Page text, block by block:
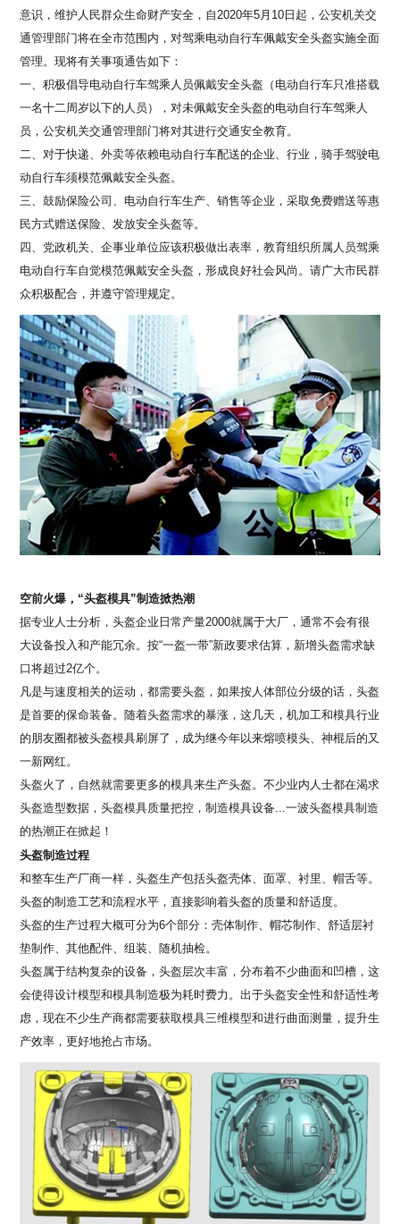
意识，维护人民群众生命财产安全，自2020年5月10日起，公安机关交
通管理部门将在全市范围内，对驾乘电动自行车佩戴安全头盔实施全面
管理。现将有关事项通告如下：
一、积极倡导电动自行车驾乘人员佩戴安全头盔（电动自行车只准搭载
一名十二周岁以下的人员），对未佩戴安全头盔的电动自行车驾乘人
员，公安机关交通管理部门将对其进行交通安全教育。
二、对于快递、外卖等依赖电动自行车配送的企业、行业，骑手驾驶电
动自行车须模范佩戴安全头盔。
三、鼓励保险公司、电动自行车生产、销售等企业，采取免费赠送等惠
民方式赠送保险、发放安全头盔等。
四、党政机关、企事业单位应该积极做出表率，教育组织所属人员驾乘
电动自行车自觉模范佩戴安全头盔，形成良好社会风尚。请广大市民群
众积极配合，并遵守管理规定。
空前火爆， “头盔模具”制造掀热潮
据专业人士分析，头盔企业日常产量2000就属于大厂，通常不会有很
大设备投入和产能冗余。按“一盔一带”新政要求估算，新增头盔需求缺
口将超过2亿个。
凡是与速度相关的运动，都需要头盔，如果按人体部位分级的话，头盔
是首要的保命装备。随着头盔需求的暴涨，这几天，机加工和模具行业
的朋友圈都被头盔模具刷屏了，成为继今年以来熔喷模头、神棍后的又
一新网红。
头盔火了，自然就需要更多的模具来生产头盔。不少业内人士都在渴求
头盔造型数据，头盔模具质量把控，制造模具设备 ...一波头盔模具制造
的热潮正在掀起！
头盔制造过程
和整车生产厂商一样，头盔生产包括头盔壳体、面罩、衬里、帽舌等。
头盔的制造工艺和流程水平，直接影响着头盔的质量和舒适度。
头盔的生产过程大概可分为6个部分：壳体制作、帽芯制作、舒适层衬
垫制作、其他配件、组装、随机抽检。
头盔属于结构复杂的设备，头盔层次丰富，分布着不少曲面和凹槽，这
会使得设计模型和模具制造极为耗时费力。出于头盔安全性和舒适性考
虑，现在不少生产商都需要获取模具三维模型和进行曲面测量，提升生
产效率，更好地抢占市场。